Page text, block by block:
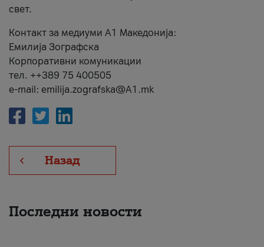
свет.
Контакт за медиуми А1 Македонија:
Емилија Зографска
Корпоративни комуникации
тел. ++389 75 400505
e-mail: emilija.zografska@A1.mk
Назад
Последни новости